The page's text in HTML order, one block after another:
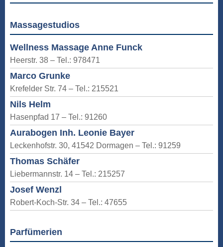
Massagestudios
Wellness Massage Anne Funck
Heerstr. 38 – Tel.: 978471
Marco Grunke
Krefelder Str. 74 – Tel.: 215521
Nils Helm
Hasenpfad 17 – Tel.: 91260
Aurabogen Inh. Leonie Bayer
Leckenhofstr. 30, 41542 Dormagen – Tel.: 91259
Thomas Schäfer
Liebermannstr. 14 – Tel.: 215257
Josef Wenzl
Robert-Koch-Str. 34 – Tel.: 47655
Parfümerien